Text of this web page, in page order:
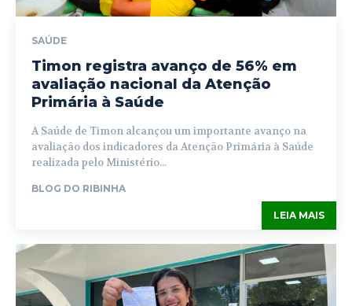
SAÚDE
Timon registra avanço de 56% em
avaliação nacional da Atenção
Primária à Saúde
A Saúde de Timon alcançou um importante avanço na
avaliação dos indicadores da Atenção Primária à Saúde
realizada pelo Ministério...
BLOG DO RIBINHA
LEIA MAIS